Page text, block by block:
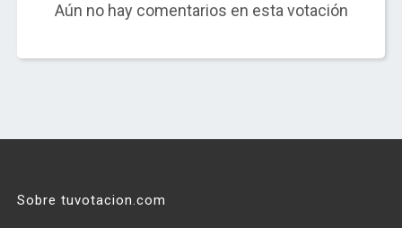
Aún no hay comentarios en esta votación
Sobre tuvotacion.com